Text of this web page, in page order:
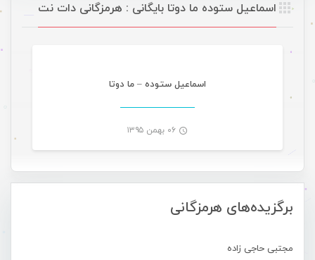
برگزیده‌های هرمزگانی
مجتبی حاجی زاده
اسماعیل ستوده ما دوتا بایگانی : هرمزگانی دات نت
اسماعیل ستوده – ما دوتا
۰۶ بهمن ۱۳۹۵